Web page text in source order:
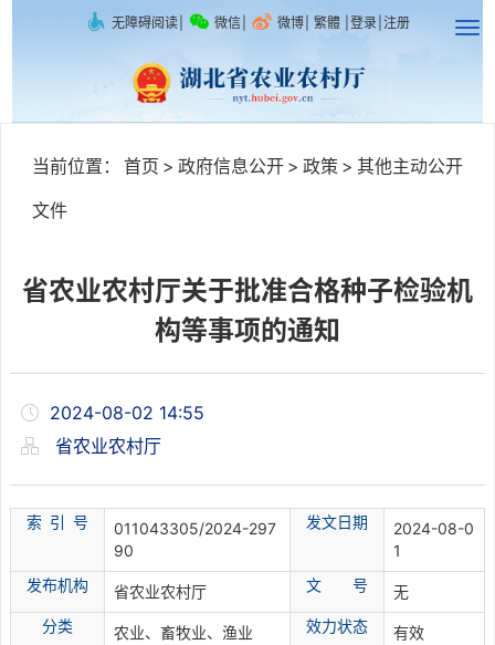
无障碍阅读 微信 微博 繁體 登录 注册
当前位置： 首页 > 政府信息公开 > 政策 > 其他主动公开
文件
省农业农村厅关于批准合格种子检验机
构等事项的通知
2024-08-02 14:55
省农业农村厅
索 引 号
011043305/2024-297
90
发文日期
2024-08-0
1
发布机构
省农业农村厅 文 号
无
分类 农业、畜牧业、渔业 效力状态 有效